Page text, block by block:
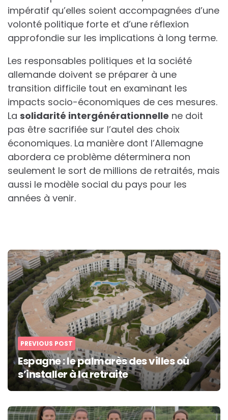
impératif qu’elles soient accompagnées d’une
volonté politique forte et d’une réflexion
approfondie sur les implications à long terme.
Les responsables politiques et la société
allemande doivent se préparer à une
transition difficile tout en examinant les
impacts socio-économiques de ces mesures.
La solidarité intergénérationnelle ne doit
pas être sacrifiée sur l’autel des choix
économiques. La manière dont l’Allemagne
abordera ce problème déterminera non
seulement le sort de millions de retraités, mais
aussi le modèle social du pays pour les
années à venir.
Post
navigation
PREVIOUS POST
Espagne : le palmarès des villes où
s’installer à la retraite